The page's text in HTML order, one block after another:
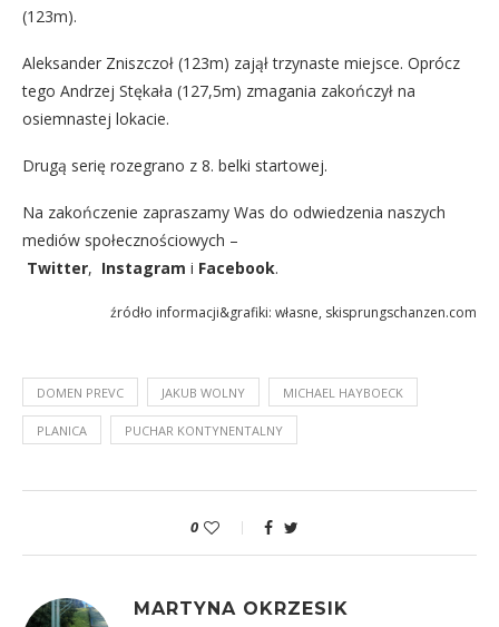
(123m).
Aleksander Zniszczoł (123m) zajął trzynaste miejsce. Oprócz
tego Andrzej Stękała (127,5m) zmagania zakończył na
osiemnastej lokacie.
Drugą serię rozegrano z 8. belki startowej.
Na zakończenie zapraszamy Was do odwiedzenia naszych
mediów społecznościowych –
Twitter, Instagram i Facebook.
źródło informacji&grafiki: własne, skisprungschanzen.com
DOMEN PREVC JAKUB WOLNY MICHAEL HAYBOECK
PLANICA PUCHAR KONTYNENTALNY
0
MARTYNA OKRZESIK